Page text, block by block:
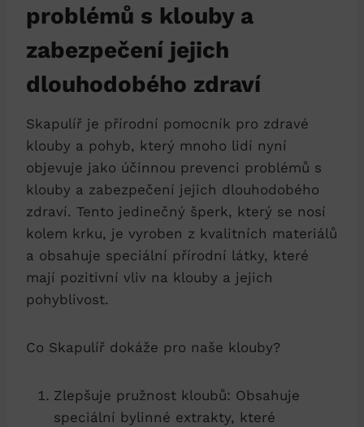
problémů s klouby a
zabezpečení jejich
dlouhodobého zdraví
Skapulíř je přírodní pomocník pro zdravé
klouby a pohyb, který mnoho lidí nyní
objevuje jako účinnou prevenci problémů s
klouby a zabezpečení jejich dlouhodobého
zdraví. Tento jedinečný šperk, který se nosí
kolem krku, je vyroben z kvalitních materiálů
a obsahuje speciální přírodní látky, které
mají pozitivní vliv na klouby a jejich
pohyblivost.
Co Skapulíř dokáže pro naše klouby?
Zlepšuje pružnost kloubů: Obsahuje
speciální bylinné extrakty, které